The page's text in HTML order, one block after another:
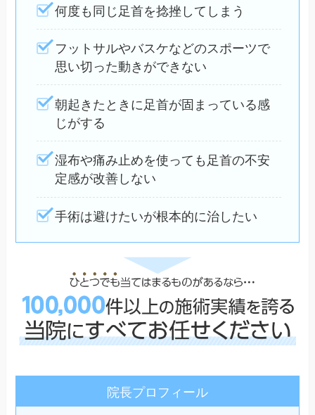
何度も同じ足首を捻挫してしまう
フットサルやバスケなどのスポーツで
思い切った動きができない
朝起きたときに足首が固まっている感
じがする
湿布や痛み止めを使っても足首の不安
定感が改善しない
手術は避けたいが根本的に治したい
院長プロフィール